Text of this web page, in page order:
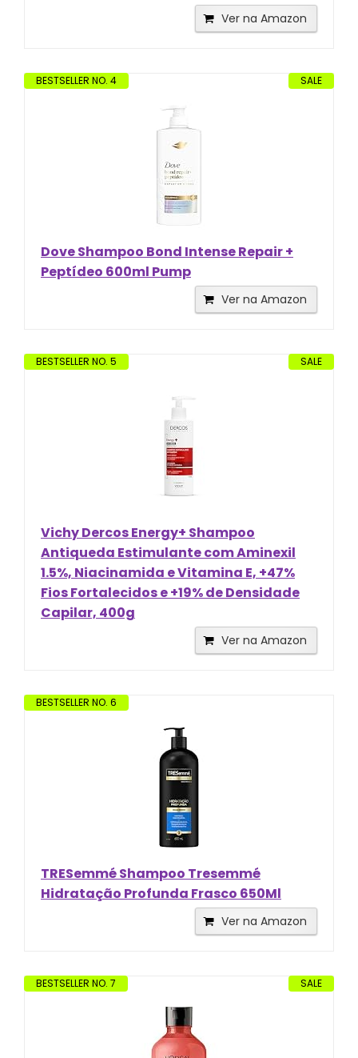
Ver na Amazon
SALE
BESTSELLER NO. 4
Dove Shampoo Bond Intense Repair +
Peptídeo 600ml Pump
Ver na Amazon
SALE
BESTSELLER NO. 5
Vichy Dercos Energy+ Shampoo
Antiqueda Estimulante com Aminexil
1.5%, Niacinamida e Vitamina E, +47%
Fios Fortalecidos e +19% de Densidade
Capilar, 400g
Ver na Amazon
BESTSELLER NO. 6
TRESemmé Shampoo Tresemmé
Hidratação Profunda Frasco 650Ml
Ver na Amazon
SALE
BESTSELLER NO. 7